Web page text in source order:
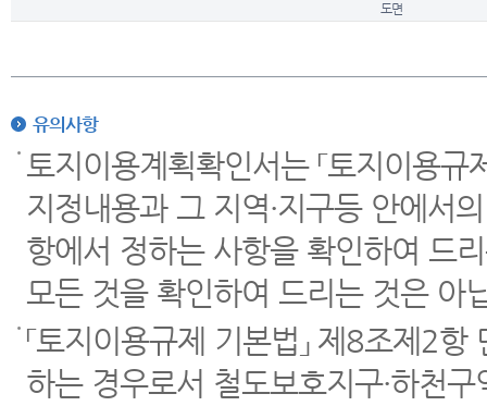
도면
유의사항
토지이용계획확인서는 「토지이용
지정내용과 그 지역·지구등 안에서
항에서 정하는 사항을 확인하여 드
모든 것을 확인하여 드리는 것은 아
「토지이용규제 기본법」 제8조제2
하는 경우로서 철도보호지구·하천